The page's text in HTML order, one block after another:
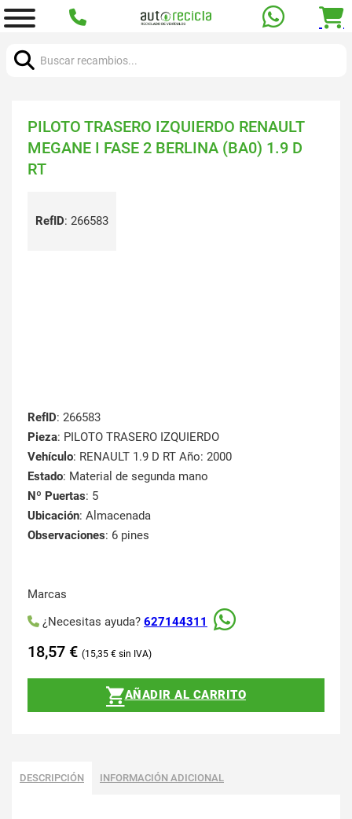
PILOTO TRASERO IZQUIERDO RENAULT
MEGANE I FASE 2 BERLINA (BA0) 1.9 D
RT
RefID: 266583
RefID: 266583
Pieza: PILOTO TRASERO IZQUIERDO
Vehículo: RENAULT 1.9 D RT Año: 2000
Estado: Material de segunda mano
Nº Puertas: 5
Ubicación: Almacenada
Observaciones: 6 pines
Marcas
¿Necesitas ayuda? 627144311
18,57 € 15,35 €
AÑADIR AL CARRITO
DESCRIPCIÓN INFORMACIÓN ADICIONAL